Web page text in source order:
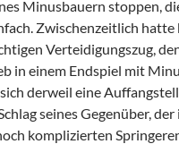
Minusbauern stoppen,
Zwischenzeitlich hatte
Verteidigungszug,
in einem Endspiel mit
derweil eine
seines Gegenüber, der
komplizierten